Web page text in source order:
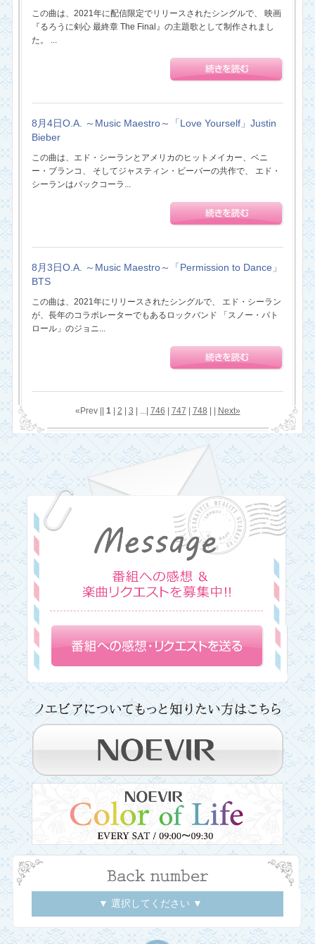
この曲は、2021年に配信限定でリリースされたシングルで、 映画
『るろうに剣心 最終章 The Final』の主題歌として制作されまし
た。 ...
8月4日O.A. ～Music Maestro～「Love Yourself」Justin
Bieber
この曲は、エド・シーランとアメリカのヒットメイカー、ベニ
ー・ブランコ、 そしてジャスティン・ビーバーの共作で、 エド・
シーランはバックコーラ...
8月3日O.A. ～Music Maestro～「Permission to Dance」
BTS
この曲は、2021年にリリースされたシングルで、 エド・シーラン
が、長年のコラボレーターでもあるロックバンド 「スノー・パト
ロール」のジョニ...
«Prev || 1| 2 3 | ...| 746 747 748 Next»